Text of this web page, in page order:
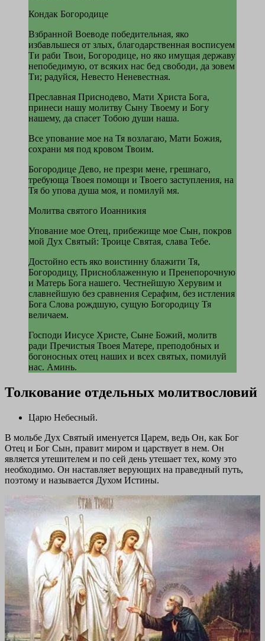
Кондак Богородице
Взбранной Воеводе победительная, яко
избавльшеся от злых, благодарственная восписуем
Ти раби Твои, Богородице, но яко имущая державу
непобедимую, от всяких нас бед свободи, да зовем
Ти; радуйся, Невесто Неневестная.
Преславная Приснодево, Мати Христа Бога,
принеси нашу молитву Сыну Твоему и Богу
нашему, да спасет Тобою души наша.
Все упование мое на Тя возлагаю, Мати Божия,
сохрани мя под кровом Твоим.
Богородице Дево, не презри мене, грешнаго,
требующа Твоея помощи и Твоего заступления, на
Тя бо упова душа моя, и помилуй мя.
Молитва святого Иоанникия
Упование мое Отец, прибежище мое Сын, покров
мой Дух Святый: Троице Святая, слава Тебе.
Достойно есть яко воистинну блажити Тя,
Богородицу, Присноблаженную и Пренепорочную
и Матерь Бога нашего. Честнейшую Херувим и
славнейшую без сравнения Серафим, без истления
Бога Слова рождшую, сущую Богородицу Тя
величаем.
Господи Иисусе Христе, Сыне Божий, молитв
ради Пречистыя Твоея Матере, преподобных и
богоносных отец наших и всех святых, помилуй
нас. Аминь.
Толкование отдельных молитвословий
Царю Небесный.
В мольбе Дух Святый именуется Царем, ведь Он, как Бог
Отец и Бог Сын, правит миром и царствует в нем. Он
является утешителем и по сей день утешает тех, кому это
необходимо. Он наставляет верующих на праведный путь,
поэтому и называется Духом Истины.